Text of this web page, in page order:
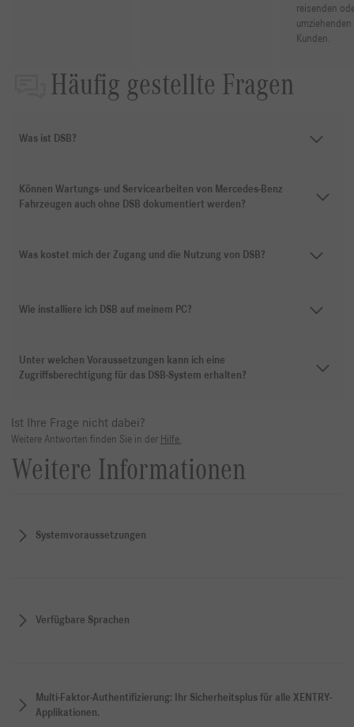
reisenden
umziehenden
Kunden.
Häufig gestellte Fragen
Was ist DSB?
Können Wartungs- und Servicearbeiten von Mercedes-Benz
Fahrzeugen auch ohne DSB dokumentiert werden?
Was kostet mich der Zugang und die Nutzung von DSB?
Wie installiere ich DSB auf meinem PC?
Unter welchen Voraussetzungen kann ich eine
Zugriffsberechtigung für das DSB-System erhalten?
Ist Ihre Frage nicht dabei?
Weitere Antworten finden Sie in der Hilfe.
Weitere Informationen
Systemvoraussetzungen
Verfügbare Sprachen
Multi-Faktor-Authentifizierung: Ihr Sicherheitsplus für alle XENTRY-
Applikationen.